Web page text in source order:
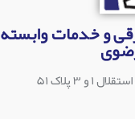
و خدمات وابسته
۳ پلاک ۵۱